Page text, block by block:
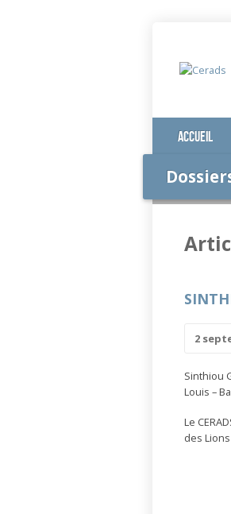
Accueil
Nos
2
Sinthiou
Louis –
Le
des